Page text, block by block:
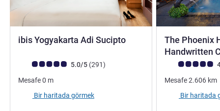
ibis Yogyakarta Adi Sucipto3 yıldız
Avis müşterileri puanı (ALL Puanlama)
5.0/5 (291görüş
)
Mesafe0 m
Bir haritada görmek
The Phoenix
Handwritten
Avis müşterileri
Mesafe2.606 km
Bir haritada